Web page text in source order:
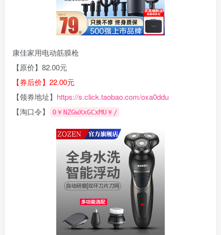
康佳家用电动筋膜枪
【原价】82.00元
【券后价】22.00元
【领券地址】 https://s.click.taobao.com/oxa0ddu
【淘口令】
0￥NZGwXxGCxMU￥/